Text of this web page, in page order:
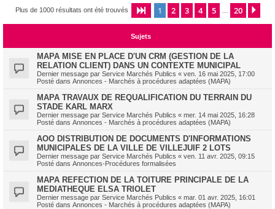
c
Plus de 1000 résultats ont été trouvés Page 1sur20
1 2 3 4 5 20
Sujets
MAPA MISE EN PLACE D'UN CRM (GESTION DE LA
RELATION CLIENT) DANS UN CONTEXTE MUNICIPAL
Dernier message par Service Marchés Publics « ven. 16 mai 2025, 17:00
Posté dans Annonces - Marchés à procédures adaptées (MAPA)
MAPA TRAVAUX DE REQUALIFICATION DU TERRAIN DU
STADE KARL MARX
Dernier message par Service Marchés Publics « mer. 14 mai 2025, 16:28
Posté dans Annonces - Marchés à procédures adaptées (MAPA)
AOO DISTRIBUTION DE DOCUMENTS D'INFORMATIONS
MUNICIPALES DE LA VILLE DE VILLEJUIF 2 LOTS
Dernier message par Service Marchés Publics « ven. 11 avr. 2025, 09:15
Posté dans Annonces-Procédures formalisées
MAPA REFECTION DE LA TOITURE PRINCIPALE DE LA
MEDIATHEQUE ELSA TRIOLET
Dernier message par Service Marchés Publics « mar. 01 avr. 2025, 16:01
Posté dans Annonces - Marchés à procédures adaptées (MAPA)